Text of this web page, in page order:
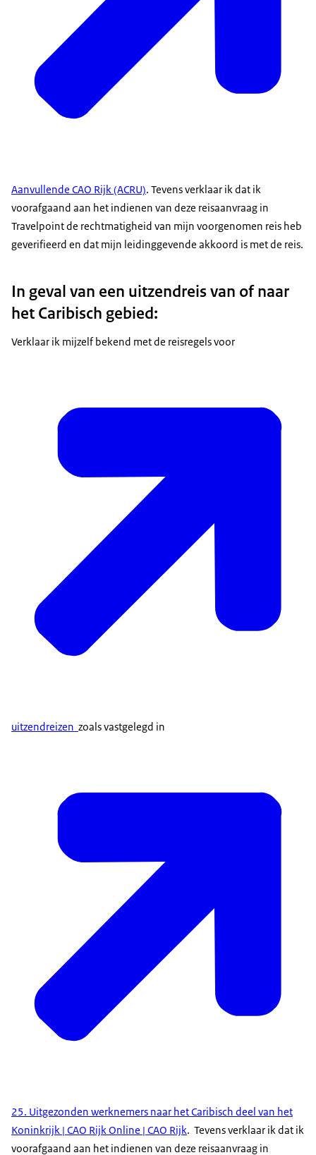
Aanvullende CAO Rijk (ACRU). Tevens verklaar ik dat ik
voorafgaand aan het indienen van deze reisaanvraag in
Travelpoint de rechtmatigheid van mijn voorgenomen reis heb
geverifieerd en dat mijn leidinggevende akkoord is met de reis.
In geval van een uitzendreis van of naar
het Caribisch gebied:
Verklaar ik mijzelf bekend met de reisregels voor
uitzendreizen zoals vastgelegd in
25. Uitgezonden werknemers naar het Caribisch deel van het
Koninkrijk | CAO Rijk Online | CAO Rijk. Tevens verklaar ik dat ik
voorafgaand aan het indienen van deze reisaanvraag in